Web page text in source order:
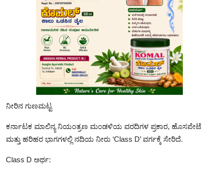
ನೀರಿನ ಗುಣಮಟ್ಟ
ಕರ್ನಾಟಕ ಮಾಲಿನ್ಯ ನಿಯಂತ್ರಣ ಮಂಡಳಿಯ ವರದಿಗಳ ಪ್ರಕಾರ, ಹೊಸಪೇಟೆ
ಮತ್ತು ಹರಿಹರ ಭಾಗಗಳಲ್ಲಿ ನದಿಯ ನೀರು ‘Class D’ ವರ್ಗಕ್ಕೆ ಸೇರಿದೆ.
Class D ಅರ್ಥ: